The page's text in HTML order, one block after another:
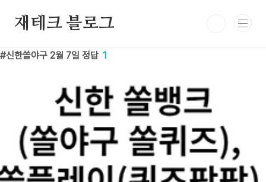
재테크 블로그
신한쏠야구 2월 7일 정답 1